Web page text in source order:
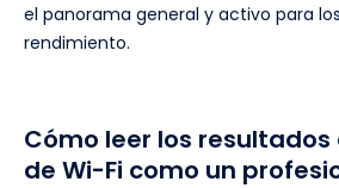
el panorama general y activo para
rendimiento.
Cómo leer los
de Wi-Fi como un